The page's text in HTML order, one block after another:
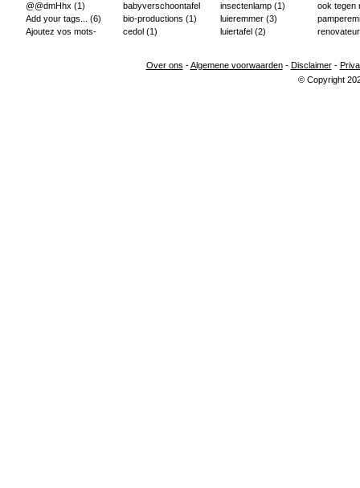
@@dmHhx (1)
Add your tags... (6)
Ajoutez vos mots-
babyverschoontafel
(2)
bio-productions (1)
cedol (1)
insectenlamp (1)
luieremmer (3)
luiertafel (2)
ook tegen
Over ons -Algemene voorwaarden- Disclaimer-
© Copyright